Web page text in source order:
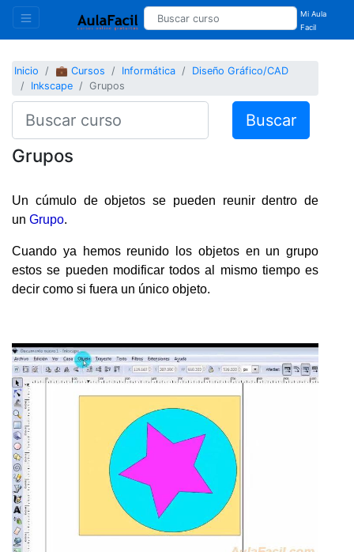
Mi Aula
Facil
Inicio 💼 Cursos Informática
Diseño Gráfico/CAD
Inkscape
Grupos
Buscar
Grupos
Un cúmulo de objetos se pueden reunir dentro de
un Grupo.
Cuando ya hemos reunido los objetos en un grupo
estos se pueden modificar todos al mismo tiempo es
decir como si fuera un único objeto.